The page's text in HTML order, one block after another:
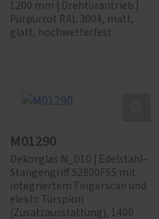
1200 mm | Drehtürantrieb |
Purpurrot RAL 3004, matt,
glatt, hochwetterfest
M01290
Dekorglas N_D10 | Edelstahl-
Stangengriff S2800FSS mit
integriertem Fingerscan und
elektr. Türspion
(Zusatzausstattung), 1400